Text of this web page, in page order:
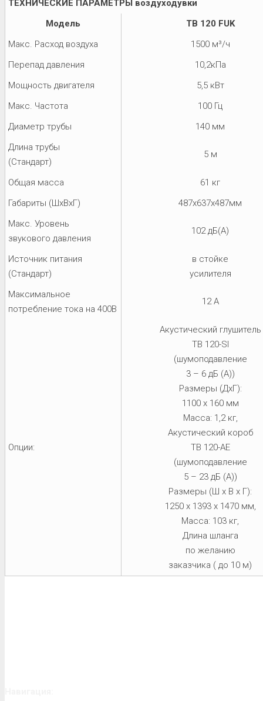
ТЕХНИЧЕСКИЕ ПАРАМЕТРЫ воздуходувки
Модель
TB 120 FUK
Макс. Расход воздуха
1500 м³/ч
Перепад давления
10,2кПа
Мощность двигателя
5,5 кВт
Макс. Частота
100 Гц
Диаметр трубы
140 мм
Длина трубы
(Стандарт)
5 м
Общая масса
61 кг
Габариты (ШхВхГ)
487x637x487мм
Макс. Уровень
звукового давления
102 дБ(А)
Источник питания
(Стандарт)
в стойке
усилителя
Максимальное
потребление тока на 400В
12 A
Опции:
Акустический глушитель
TB 120-SI
(шумоподавление
3 – 6 дБ (A))
Размеры (ДxГ):
1100 x 160 мм
Масса: 1,2 кг,
Акустический короб
TB 120-AE
(шумоподавление
5 – 23 дБ (A))
Размеры (Ш х В х Г):
1250 x 1393 x 1470 мм,
Масса: 103 кг,
Длина шланга
по желанию
заказчика ( до 10 м)